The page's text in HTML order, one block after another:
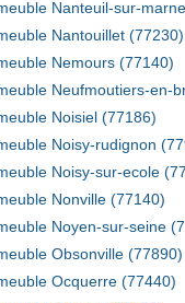
Nanteuil-sur-
Nantouillet (77230)
Nemours (77140)
Neufmoutiers-en-
Noisiel (77186)
Noisy-rudignon
Noisy-sur-ecole
Nonville (77140)
Noyen-sur-seine
Obsonville (77890)
Ocquerre (77440)